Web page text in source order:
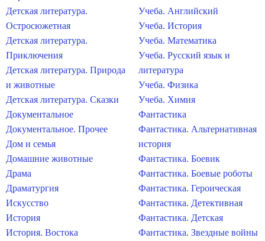
Детская литература.
Остросюжетная
Детская литература.
Приключения
Детская литература. Природа
и животные
Детская литература. Сказки
Документальное
Документальное. Прочее
Дом и семья
Домашние животные
Драма
Драматургия
Искусство
История
История. Востока
Учеба. Английский
Учеба. История
Учеба. Математика
Учеба. Русский язык и
литература
Учеба. Физика
Учеба. Химия
Фантастика
Фантастика. Альтернативная
история
Фантастика. Боевик
Фантастика. Боевые роботы
Фантастика. Героическая
Фантастика. Детективная
Фантастика. Детская
Фантастика. Звездные войны